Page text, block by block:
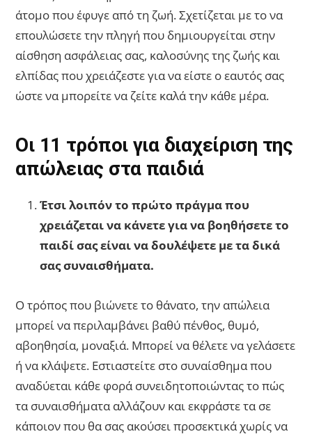
άτομο που έφυγε από τη ζωή. Σχετίζεται με το να
επουλώσετε την πληγή που δημιουργείται στην
αίσθηση ασφάλειας σας, καλοσύνης της ζωής και
ελπίδας που χρειάζεστε για να είστε ο εαυτός σας
ώστε να μπορείτε να ζείτε καλά την κάθε μέρα.
Οι 11 τρόποι για διαχείριση της
απώλειας στα παιδιά
Έτσι λοιπόν το πρώτο πράγμα που
χρειάζεται να κάνετε για να βοηθήσετε το
παιδί σας είναι να δουλέψετε με τα δικά
σας συναισθήματα.
Ο τρόπος που βιώνετε το θάνατο, την απώλεια
μπορεί να περιλαμβάνει βαθύ πένθος, θυμό,
αβοηθησία, μοναξιά. Μπορεί να θέλετε να γελάσετε
ή να κλάψετε. Εστιαστείτε στο συναίσθημα που
αναδύεται κάθε φορά συνειδητοποιώντας το πώς
τα συναισθήματα αλλάζουν και εκφράστε τα σε
κάποιον που θα σας ακούσει προσεκτικά χωρίς να